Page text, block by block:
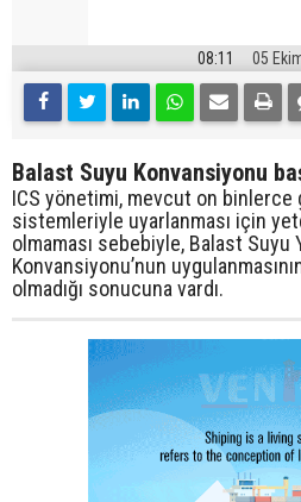
08:11 05
Balast Suyu Konvansiyonu
ICS yönetimi, mevcut on binlerce
sistemleriyle uyarlanması için
olmaması sebebiyle, Balast Suyu
Konvansiyonu’nun
olmadığı sonucuna vardı.